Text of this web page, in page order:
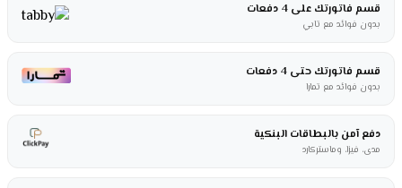
قسم فاتورتك على 4 دفعات
بدون فوائد مع تابي
قسم فاتورتك حتى 4 دفعات
بدون فوائد مع تمارا
دفع آمن بالبطاقات البنكية
مدى، فيزا، وماستركارد